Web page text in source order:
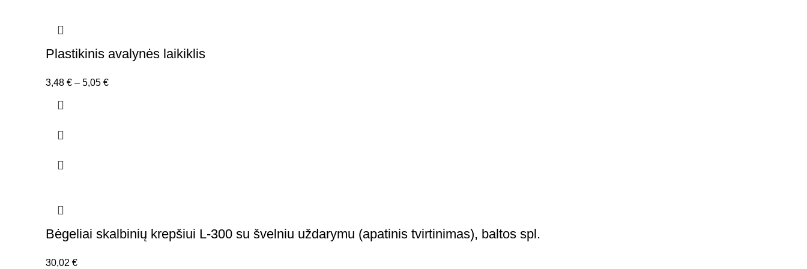
Plastikinis avalynės laikiklis
3,48 € – 5,05 €Price
Bėgeliai skalbinių krepšiui L-300 su švelniu uždarymu (apatinis tvirtinimas), baltos spl.
30,02 €